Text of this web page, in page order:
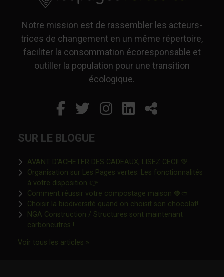
Notre mission est de rassembler les acteurs-
trices de changement en un même répertoire,
faciliter la consommation écoresponsable et
outiller la population pour une transition
écologique.
Facebook
Ce lien s'ouvrira dans
Twitter
Ce lien s'ouvrira
Instagram
Ce lien s'ouvrira
LinkedIn
Ce lienPartager
SUR LE BLOGUE
AVANT D’ACHETER DES CADEAUX, LISEZ CECI! 💚
Organisation sur Les Pages vertes: Les fonctionnalités
à votre disposition 👉Ce lien s'ouvrira dans une nouvelle
Comment réussir votre compostage maison 🍓🥙
Choisir la biodiversité quand on choisit son chocolat!Ce lien
NGA Construction / Structures sont maintenant
carboneutres !Ce lien s'ouvrira dans une nouvelle fenêtre"
Voir tous les articles »Ce lien s'ouvrira dans une nouvelle